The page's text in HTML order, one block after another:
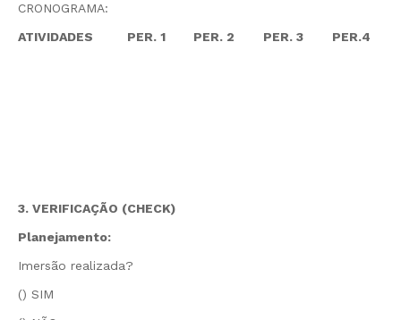
CRONOGRAMA:
ATIVIDADES
PER. 1 PER. 2 PER. 3 PER.4
3. VERIFICAÇÃO (CHECK)
Planejamento:
Imersão realizada?
() SIM